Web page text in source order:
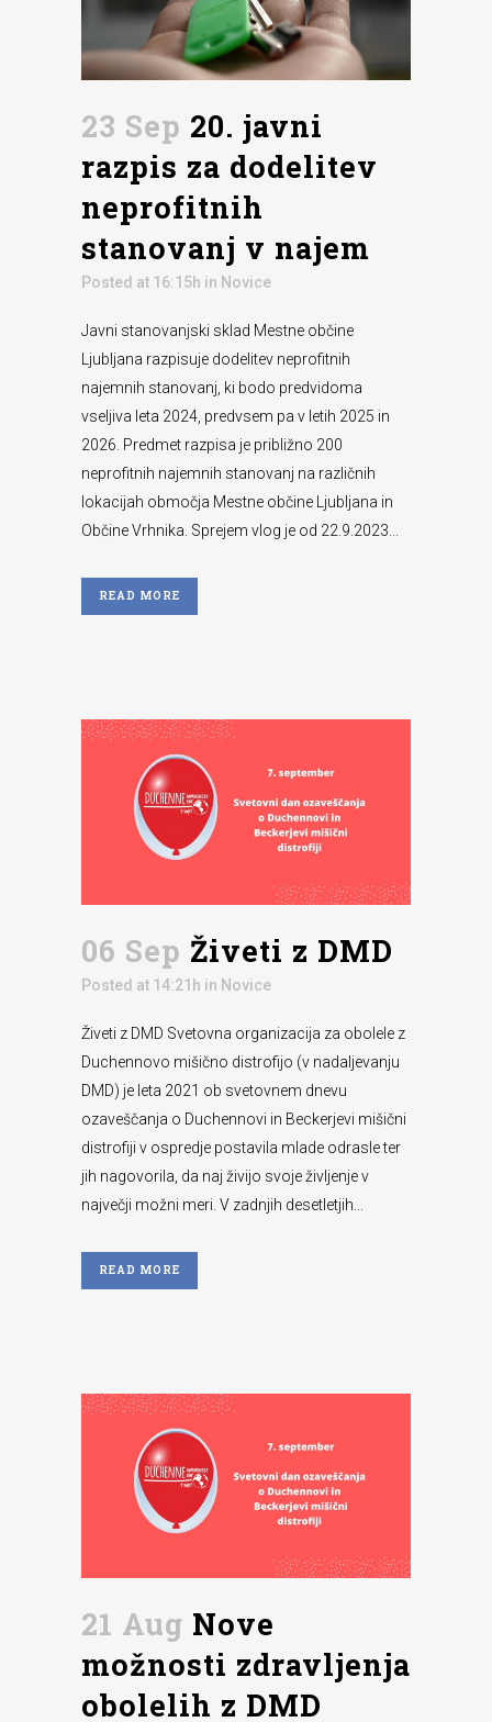
23 Sep 20. javni
razpis za dodelitev
neprofitnih
stanovanj v najem
Posted at 16:15h in Novice
Javni stanovanjski sklad Mestne občine
Ljubljana razpisuje dodelitev neprofitnih
najemnih stanovanj, ki bodo predvidoma
vseljiva leta 2024, predvsem pa v letih 2025 in
2026. Predmet razpisa je približno 200
neprofitnih najemnih stanovanj na različnih
lokacijah območja Mestne občine Ljubljana in
Občine Vrhnika. Sprejem vlog je od 22.9.2023...
READ MORE
06 Sep Živeti z DMD
Posted at 14:21h in Novice
Živeti z DMD Svetovna organizacija za obolele z
Duchennovo mišično distrofijo (v nadaljevanju
DMD) je leta 2021 ob svetovnem dnevu
ozaveščanja o Duchennovi in Beckerjevi mišični
distrofiji v ospredje postavila mlade odrasle ter
jih nagovorila, da naj živijo svoje življenje v
največji možni meri. V zadnjih desetletjih...
READ MORE
21 Aug Nove
možnosti zdravljenja
obolelih z DMD